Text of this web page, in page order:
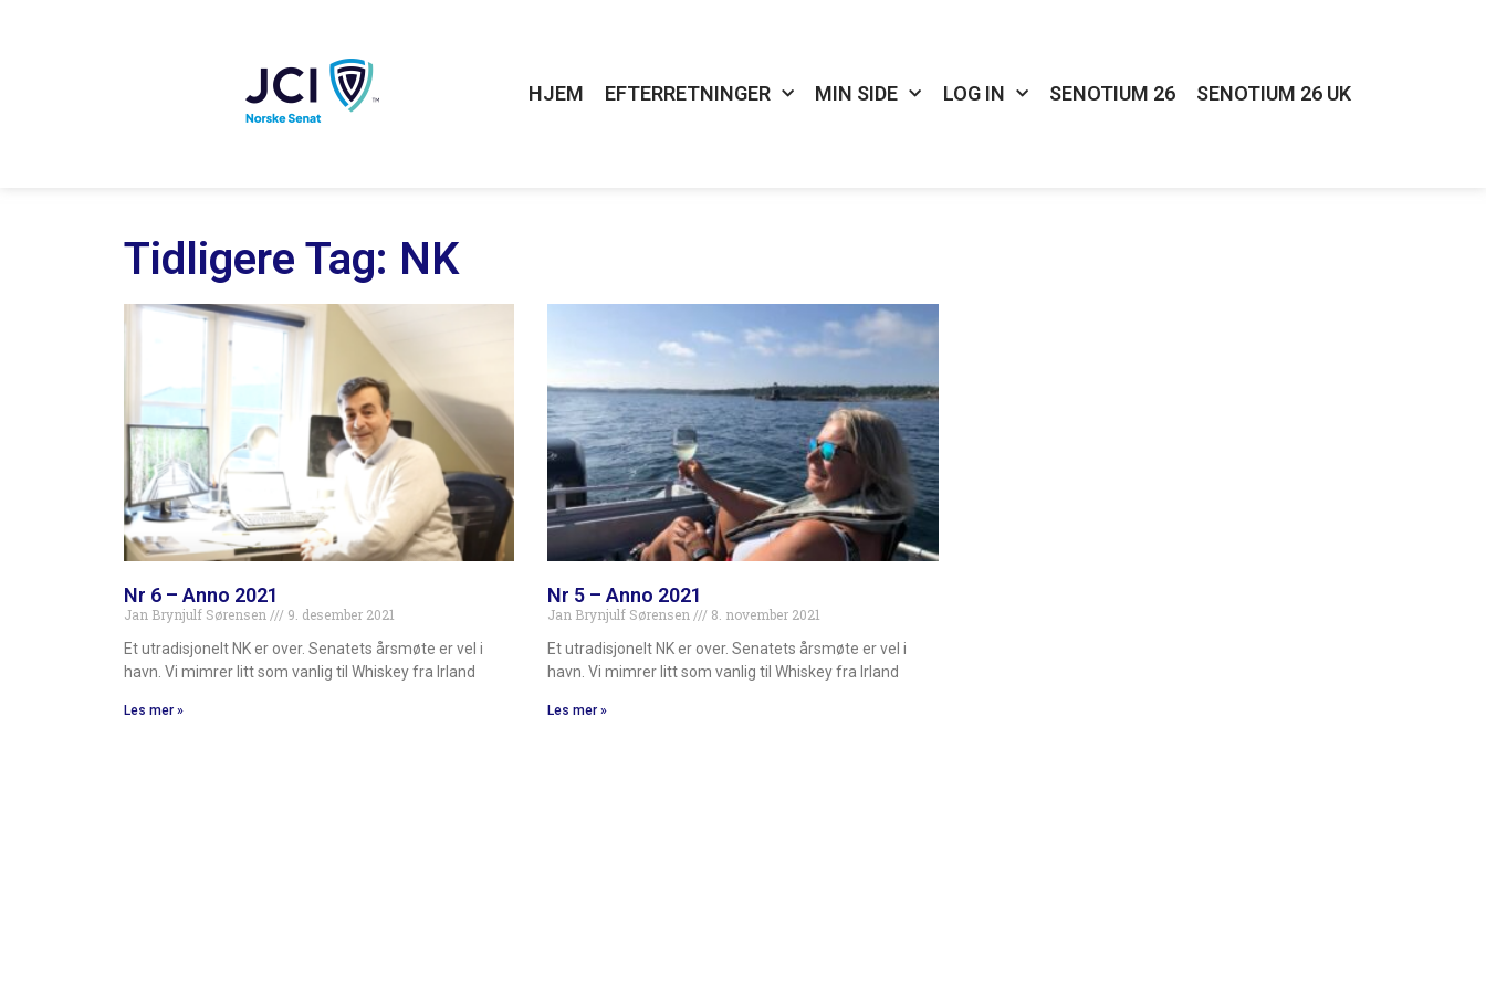
HJEM EFTERRETNINGER MIN SIDE LOG IN SENOTIUM 26 SENOTIUM 26 UK
Tidligere Tag: NK
Nr 6 – Anno 2021
Jan Brynjulf Sørensen
9. desember 2021
Et utradisjonelt NK er over. Senatets årsmøte er vel i
havn. Vi mimrer litt som vanlig til Whiskey fra Irland
Les mer »
Nr 5 – Anno 2021
Jan Brynjulf Sørensen
8. november 2021
Et utradisjonelt NK er over. Senatets årsmøte er vel i
havn. Vi mimrer litt som vanlig til Whiskey fra Irland
Les mer »